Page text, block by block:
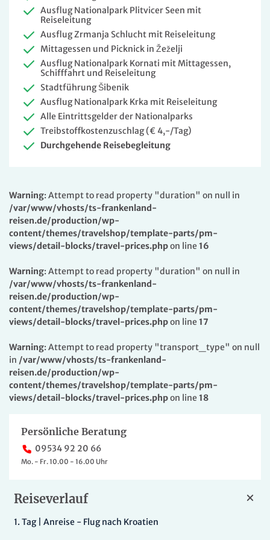
Reiseverlauf
1. Tag | Anreise - Flug nach Kroatien
Ausflug Nationalpark Plitvicer Seen mit
Reiseleitung
Ausflug Zrmanja Schlucht mit Reiseleitung
Mittagessen und Picknick in Žeželji
Ausflug Nationalpark Kornati mit Mittagessen,
Schifffahrt und Reiseleitung
Stadtführung Šibenik
Ausflug Nationalpark Krka mit Reiseleitung
Alle Eintrittsgelder der Nationalparks
Treibstoffkostenzuschlag (€ 4,-/Tag)
Durchgehende Reisebegleitung
Warning: Attempt to read property "duration" on null in
/var/www/vhosts/ts-frankenland-
reisen.de/production/wp-
content/themes/travelshop/template-parts/pm-
views/detail-blocks/travel-prices.phpon line 16
Warning: Attempt to read property "duration" on null in
/var/www/vhosts/ts-frankenland-
reisen.de/production/wp-
content/themes/travelshop/template-parts/pm-
views/detail-blocks/travel-prices.phpon line 17
Warning: Attempt to read property "transport_type" on null
in /var/www/vhosts/ts-frankenland-
reisen.de/production/wp-
content/themes/travelshop/template-parts/pm-
views/detail-blocks/travel-prices.phpon line 18
Persönliche Beratung
09534 92 20 66
Mo. - Fr. 10.00 - 16.00 Uhr